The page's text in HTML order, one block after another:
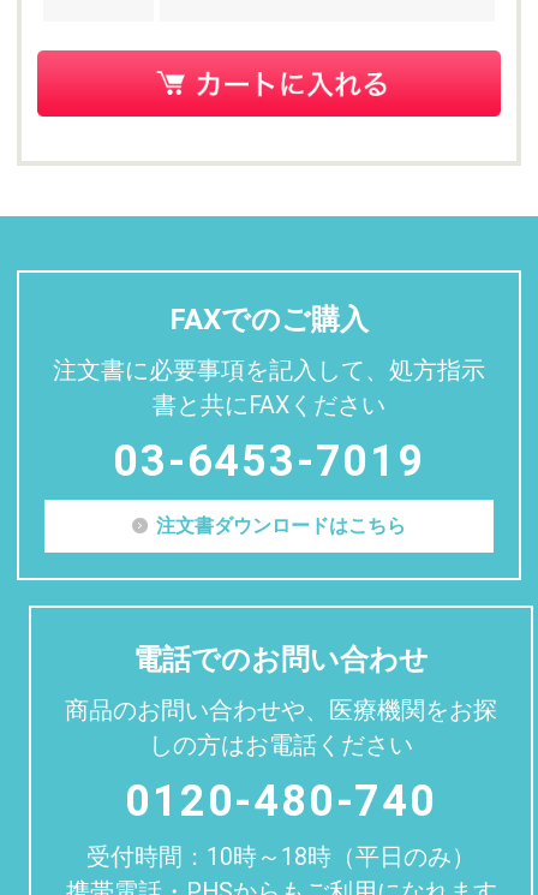
FAXでのご購入
注文書に必要事項を記入して、処方指示
書と共にFAXください
03-6453-7019
注文書ダウンロードはこちら
電話でのお問い合わせ
商品のお問い合わせや、医療機関をお探
しの方はお電話ください
0120-480-740
受付時間：10時～18時（平日のみ）